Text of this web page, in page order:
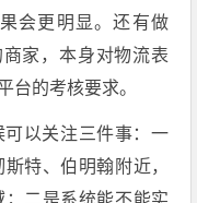
会更明显。还有做
家，本身对物流表
台的考核要求。
以关注三件事：一
特、伯明翰附近，
二是系统能不能实